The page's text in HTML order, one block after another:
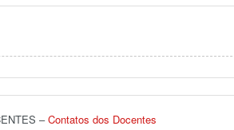
–Contatos dos Docentes